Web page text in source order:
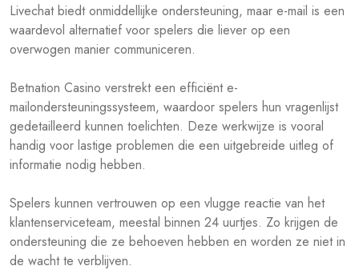
Livechat biedt onmiddellijke ondersteuning, maar e-mail is een
waardevol alternatief voor spelers die liever op een
overwogen manier communiceren.
Betnation Casino verstrekt een efficiënt e-
mailondersteuningssysteem, waardoor spelers hun vragenlijst
gedetailleerd kunnen toelichten. Deze werkwijze is vooral
handig voor lastige problemen die een uitgebreide uitleg of
informatie nodig hebben.
Spelers kunnen vertrouwen op een vlugge reactie van het
klantenserviceteam, meestal binnen 24 uurtjes. Zo krijgen de
ondersteuning die ze behoeven hebben en worden ze niet in
de wacht te verblijven.